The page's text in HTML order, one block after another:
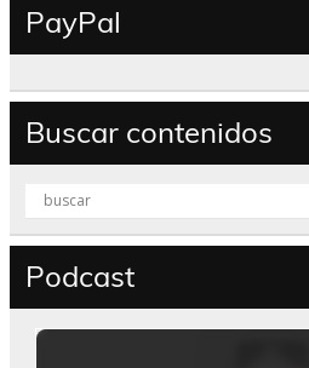
PayPal
Buscar contenidos
Podcast